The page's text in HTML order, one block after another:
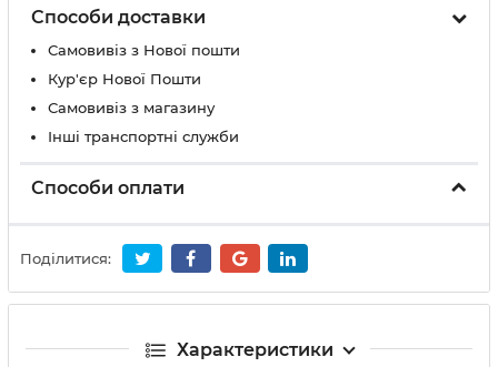
Способи доставки
Самовивіз з Нової пошти
Кур'єр Нової Пошти
Самовивіз з магазину
Інші транспортні служби
Способи оплати
Поділитися:
Характеристики